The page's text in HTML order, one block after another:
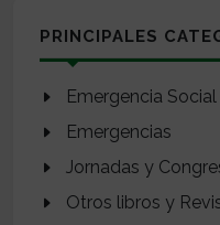
PRINCIPALES
Emergencia Social
Emergencias
Jornadas y
Otros libros y